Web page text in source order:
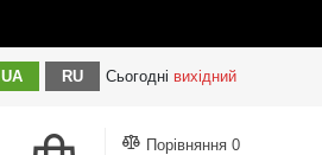
UA RU Сьогодні вихідний
Порівняння 0